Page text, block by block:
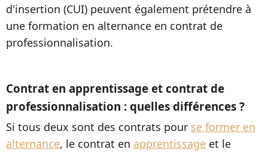
d'insertion (CUI) peuvent également prétendre à
une formation en alternance en contrat de
professionnalisation.
Contrat en apprentissage et contrat de
professionnalisation : quelles différences ?
Si tous deux sont des contrats pour se former en
alternance, le contrat en apprentissage et le